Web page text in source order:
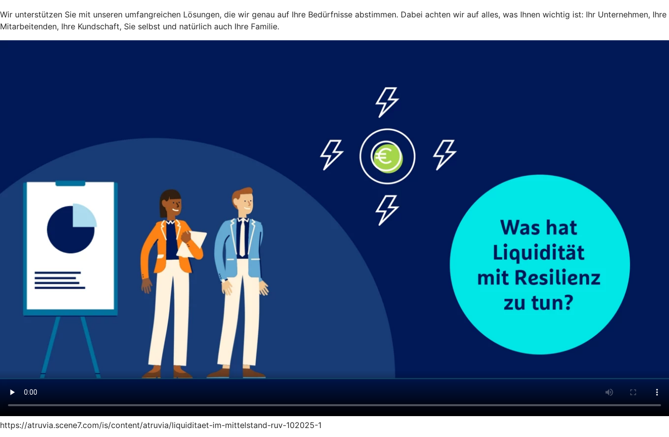
Wir unterstützen Sie mit unseren umfangreichen Lösungen, die wir genau auf Ihre Bedürfnisse abstimmen. Dabei achten wir auf alles, was Ihnen wichtig ist: Ihr Unternehmen, Ihre
Mitarbeitenden, Ihre Kundschaft, Sie selbst und natürlich auch Ihre Familie.
https://atruvia.scene7.com/is/content/atruvia/liquiditaet-im-mittelstand-ruv-102025-1